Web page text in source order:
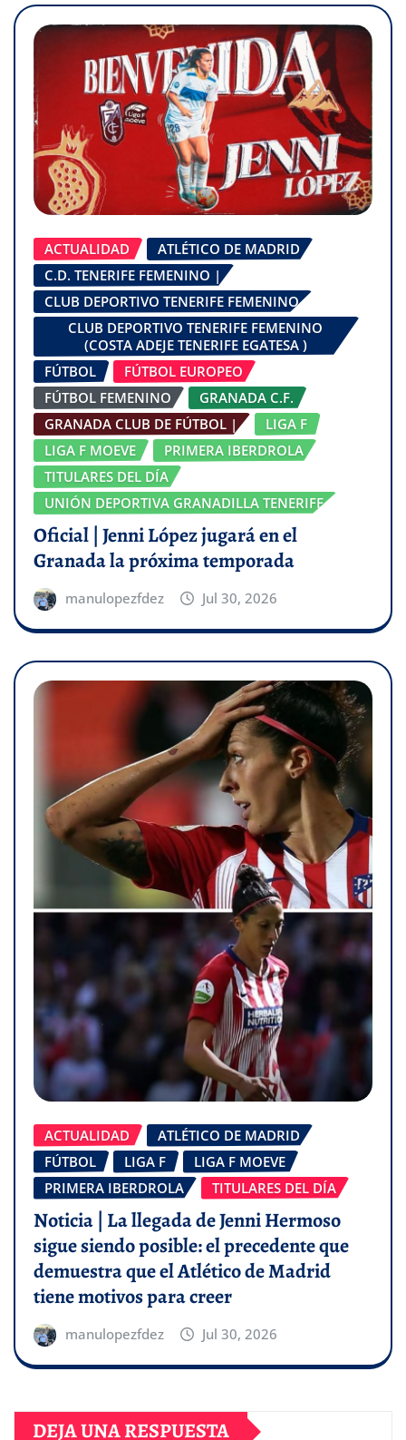
ACTUALIDAD
ATLÉTICO DE MADRID
C.D. TENERIFE FEMENINO |
CLUB DEPORTIVO TENERIFE FEMENINO
CLUB DEPORTIVO TENERIFE FEMENINO
(COSTA ADEJE TENERIFE EGATESA )
FÚTBOL
FÚTBOL EUROPEO
FÚTBOL FEMENINO
GRANADA C.F.
GRANADA CLUB DE FÚTBOL |
LIGA F
LIGA F MOEVE
PRIMERA IBERDROLA
TITULARES DEL DÍA
UNIÓN DEPORTIVA GRANADILLA TENERIFE
Oficial | Jenni López jugará en el
Granada la próxima temporada
manulopezfdez Jul 30, 2026
ACTUALIDAD
ATLÉTICO DE MADRID
FÚTBOL
LIGA F
LIGA F MOEVE
PRIMERA IBERDROLA
TITULARES DEL DÍA
Noticia | La llegada de Jenni Hermoso
sigue siendo posible: el precedente que
demuestra que el Atlético de Madrid
tiene motivos para creer
manulopezfdez Jul 30, 2026
DEJA UNA RESPUESTA